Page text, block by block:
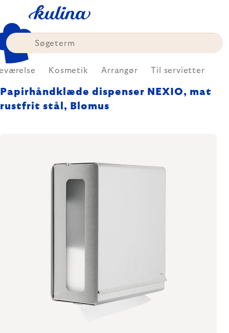
content
Kosmetik Arrangør Til servietter
Papirhåndklæde dispenser NEXIO, mat
rustfrit stål, Blomus